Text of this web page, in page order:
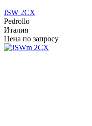
JSW 2CX
Pedrollo
Италия
Цена по запросу